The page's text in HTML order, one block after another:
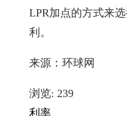
LPR加点的方式来
利。
来源：环球网
浏览: 239
利率